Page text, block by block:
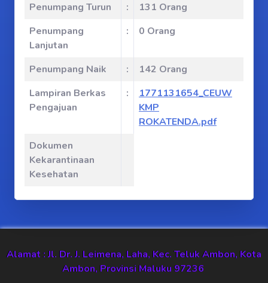
Penumpang Turun
:
131 Orang
Penumpang
Lanjutan
: 0 Orang
Penumpang Naik :
142 Orang
Lampiran Berkas
Pengajuan
:
1771131654_CEUW
KMP
ROKATENDA.pdf
Dokumen
Kekarantinaan
Kesehatan
Alamat : Jl. Dr. J. Leimena, Laha, Kec. Teluk Ambon, Kota
Ambon, Provinsi Maluku 97236